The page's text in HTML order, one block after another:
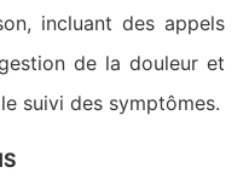
incluant des appels
de la douleur et
suivi des symptômes​​.